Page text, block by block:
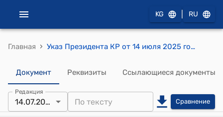
KG RU
Главная › Указ Президента КР от 14 июля 2025 года УП № 204 "О внесении изменений в Указ Президента Кыргызской Республики "О мерах по совершенствованию государственного финансового аудита" от 23 июня 2025 года № 188"
Документ Реквизиты Ссылающиеся документы
Редакция
14.07.2025 Сравнение